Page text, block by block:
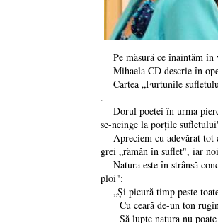
Pe măsură ce înaintăm în
Mihaela CD descrie în
Cartea „Furtunile
.
Dorul poetei în urma
se-ncinge la porțile
Apreciem cu adevărat tot
grei „rămân în suflet", iar
Natura este în strânsă
ploi":
„Și picură timp peste
Cu ceară de-un ton
Să lupte natura nu poate